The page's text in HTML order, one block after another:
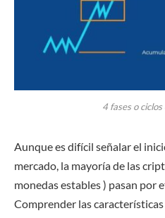
4 fases o
Aunque es difícil señalar el
mercado, la mayoría de las
monedas estables ) pasan por
Comprender las